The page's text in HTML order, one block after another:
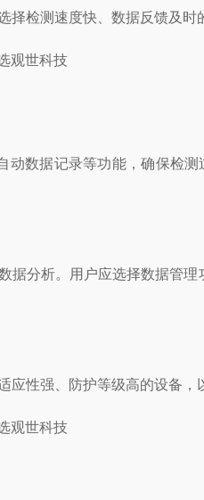
检测速度快、数据反馈及时
数据记录等功能，确保检测
分析。用户应选择数据管理
性强、防护等级高的设备，